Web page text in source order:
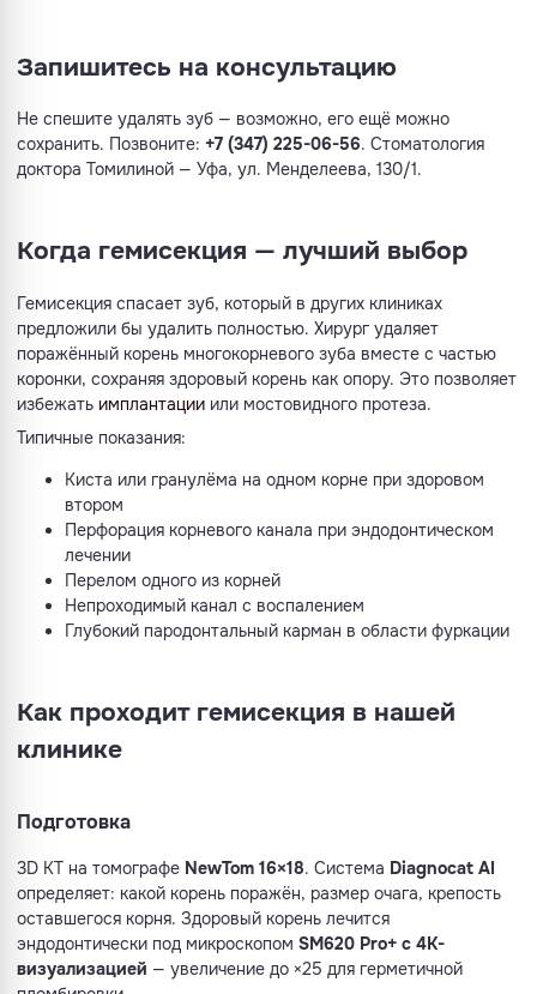
Запишитесь на консультацию
Не спешите удалять зуб — возможно, его ещё можно
сохранить. Позвоните: +7 (347) 225-06-56. Стоматология
доктора Томилиной — Уфа, ул. Менделеева, 130/1.
Когда гемисекция — лучший выбор
Гемисекция спасает зуб, который в других клиниках
предложили бы удалить полностью. Хирург удаляет
поражённый корень многокорневого зуба вместе с частью
коронки, сохраняя здоровый корень как опору. Это позволяет
избежать имплантации или мостовидного протеза.
Типичные показания:
Киста или гранулёма на одном корне при здоровом
втором
Перфорация корневого канала при эндодонтическом
лечении
Перелом одного из корней
Непроходимый канал с воспалением
Глубокий пародонтальный карман в области фуркации
Как проходит гемисекция в нашей
клинике
Подготовка
3D КТ на томографе NewTom 16×18. Система Diagnocat AI
определяет: какой корень поражён, размер очага, крепость
оставшегося корня. Здоровый корень лечится
эндодонтически под микроскопом SM620 Pro+ с 4K-
визуализацией — увеличение до ×25 для герметичной